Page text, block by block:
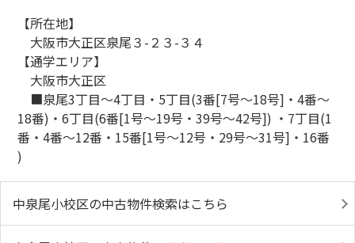
【所在地】
大阪市大正区泉尾３-２３-３４
【通学エリア】
大阪市大正区
■泉尾3丁目～4丁目・5丁目(3番[7号～18号]・4番～
18番)・6丁目(6番[1号～19号・39号～42号]) ・7丁目(1
番・4番～12番・15番[1号～12号・29号～31号]・16番
)
中泉尾小校区の中古物件検索はこちら